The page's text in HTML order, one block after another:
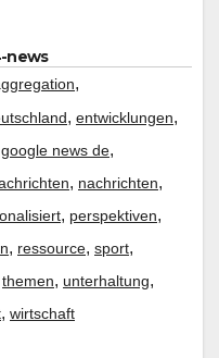
news
,
, entwicklungen,
google news de,
, nachrichten,
, perspektiven,
, ressource, sport,
themen, unterhaltung,
, wirtschaft